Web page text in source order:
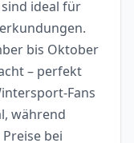
ideal für
bis Oktober
– perfekt
Fans
während
bei